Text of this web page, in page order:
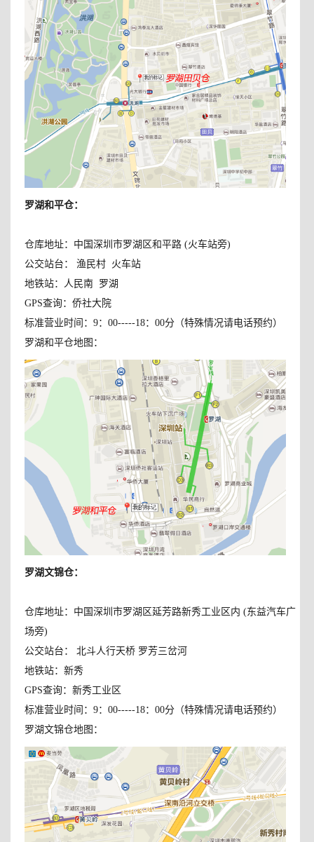
罗湖和平仓：
仓库地址：中国深圳市罗湖区和平路 (火车站旁)
公交站台： 渔民村 火车站
地铁站：人民南 罗湖
GPS查询：侨社大院
标准营业时间：9：00-----18：00分（特殊情况请电话预约）
罗湖和平仓地图：
罗湖文锦仓：
仓库地址：中国深圳市罗湖区延芳路新秀工业区内 (东益汽车广
场旁)
公交站台： 北斗人行天桥 罗芳三岔河
地铁站：新秀
GPS查询：新秀工业区
标准营业时间：9：00-----18：00分（特殊情况请电话预约）
罗湖文锦仓地图：